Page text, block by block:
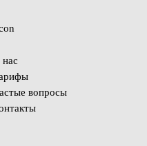
вопросы